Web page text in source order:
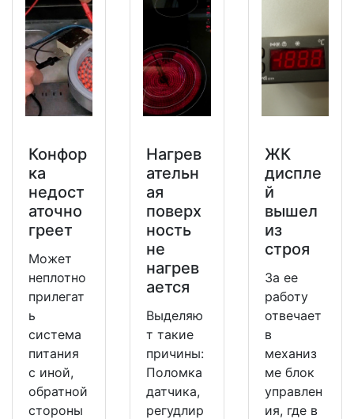
Конфор
ка
недост
аточно
греет
Может
неплотно
прилегат
ь
система
питания
с иной,
обратной
стороны
Нагрев
ательн
ая
поверх
ность
не
нагрев
ается
Выделяю
т такие
причины:
Поломка
датчика,
регудлир
ЖК
диспле
й
вышел
из
строя
За ее
работу
отвечает
в
механиз
ме блок
управлен
ия, где в